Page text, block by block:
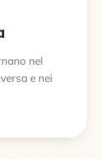
nel
e nei